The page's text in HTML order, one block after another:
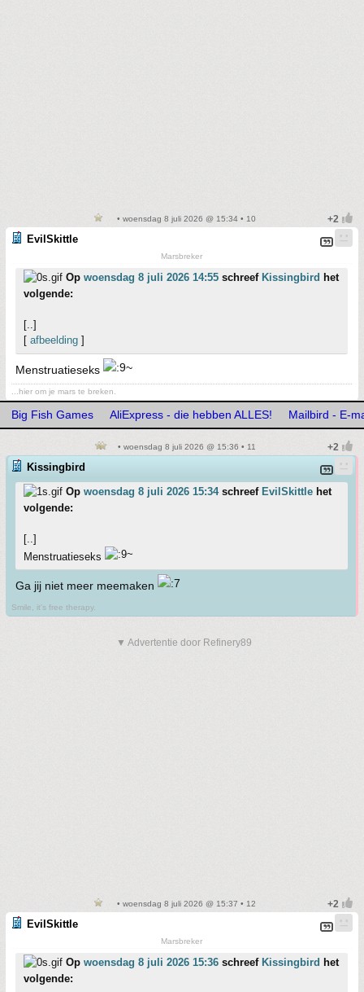
• woensdag 8 juli 2026 @ 15:34 • 10
EvilSkittle
Marsbreker
Op woensdag 8 juli 2026 14:55 schreef Kissingbird het
volgende:
[..]
[ afbeelding ]
Menstruatieseks
...hier om je mars te breken.
Big Fish Games AliExpress - die hebben ALLES! Mailbird - E-
• woensdag 8 juli 2026 @ 15:36 • 11
Kissingbird
Op woensdag 8 juli 2026 15:34schreef EvilSkittle het
volgende:
[..]
Menstruatieseks
Ga jij niet meer meemaken
Smile, it's free therapy.
▼ Advertentie door Refinery89
• woensdag 8 juli 2026 @ 15:37 • 12
EvilSkittle
Marsbreker
Op woensdag 8 juli 2026 15:36 schreef Kissingbird het
volgende: